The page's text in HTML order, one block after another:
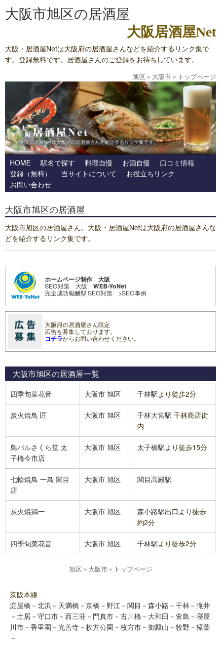
大阪市旭区の居酒屋
大阪居酒屋Net
大阪・居酒屋Netは大阪府の居酒屋さんなどを紹介するリンク集で
す。登録無料です。居酒屋さんのご登録をお待ちしています。
旭区 ＞ 大阪市＞ トップページ
HOME 駅名で探す 料理自慢 お酒自慢
口コミ情報
登録（無料）
当サイトについて
お役立ちリンク
お問い合わせ
大阪市旭区の居酒屋
大阪市旭区の居酒屋さん。大阪・居酒屋Netは大阪府の居酒屋さんな
どを紹介するリンク集です。
ホームページ制作 大阪
SEO対策 大阪 WEB-YoNet
完全成功報酬型 SEO対策 >SEO事例
大阪府の居酒屋さん限定
広告を募集しております。
コチラからお問い合わせください。
大阪市旭区の居酒屋一覧
四季旬菜花音 大阪市 旭区 千林駅より徒歩2分
炭火焼鳥 匠 大阪市 旭区 千林大宮駅 千林商店街
内
鳥バルさくら堂 太
子橋今市店
大阪市 旭区 太子橋駅より徒歩15分
七輪焼鳥 一鳥 関目
店
大阪市 旭区 関目高殿駅
炭火焼鶏一 大阪市 旭区 森小路駅出口より徒歩
約2分
四季旬菜花音 大阪市 旭区 千林駅より徒歩2分
旭区 ＞ 大阪市＞ トップページ
京阪本線
淀屋橋 － 北浜 － 天満橋 － 京橋 － 野江 － 関目 － 森小路 － 千林 － 滝井
－ 土居 － 守口市 － 西三荘 － 門真市 － 古川橋 － 大和田 － 萱島 － 寝屋
川市 － 香里園 － 光善寺 － 枚方公園 － 枚方市 － 御殿山 － 牧野 － 樟葉
－